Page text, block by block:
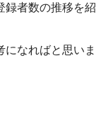
録者数の推移を紹
になればと思いま